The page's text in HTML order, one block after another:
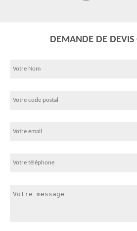
DEMANDE DE DEVIS